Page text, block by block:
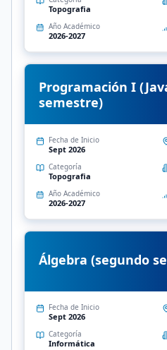
Topografia
Año Académico
2026-2027
Programación I
semestre)
Fecha de Inicio
Sept 2026
Categoría
Topografia
Año Académico
2026-2027
Álgebra (segundo
Fecha de Inicio
Sept 2026
Categoría
Informática